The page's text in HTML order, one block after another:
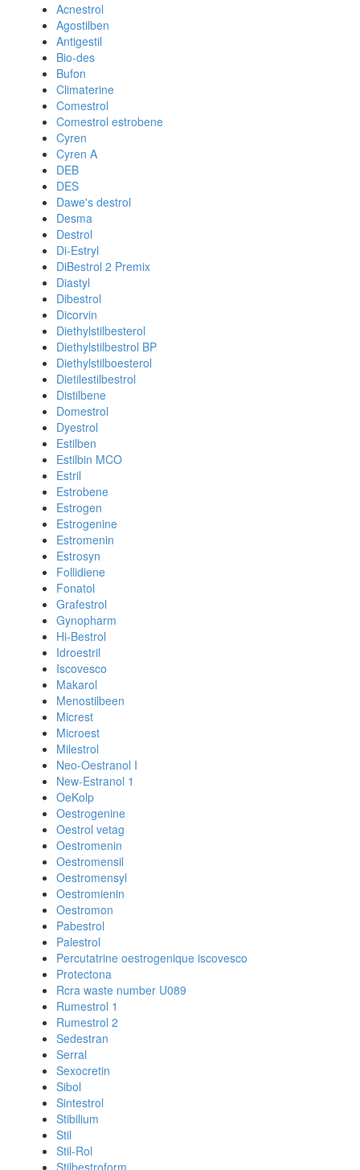
Acnestrol
Agostilben
Antigestil
Bio-des
Bufon
Climaterine
Comestrol
Comestrol estrobene
Cyren
Cyren A
DEB
DES
Dawe's destrol
Desma
Destrol
Di-Estryl
DiBestrol 2 Premix
Diastyl
Dibestrol
Dicorvin
Diethylstilbesterol
Diethylstilbestrol BP
Diethylstilboesterol
Dietilestilbestrol
Distilbene
Domestrol
Dyestrol
Estilben
Estilbin MCO
Estril
Estrobene
Estrogen
Estrogenine
Estromenin
Estrosyn
Follidiene
Fonatol
Grafestrol
Gynopharm
Hi-Bestrol
Idroestril
Iscovesco
Makarol
Menostilbeen
Micrest
Microest
Milestrol
Neo-Oestranol I
New-Estranol 1
OeKolp
Oestrogenine
Oestrol vetag
Oestromenin
Oestromensil
Oestromensyl
Oestromienin
Oestromon
Pabestrol
Palestrol
Percutatrine oestrogenique iscovesco
Protectona
Rcra waste number U089
Rumestrol 1
Rumestrol 2
Sedestran
Serral
Sexocretin
Sibol
Sintestrol
Stibilium
Stil
Stil-Rol
Stilbestroform